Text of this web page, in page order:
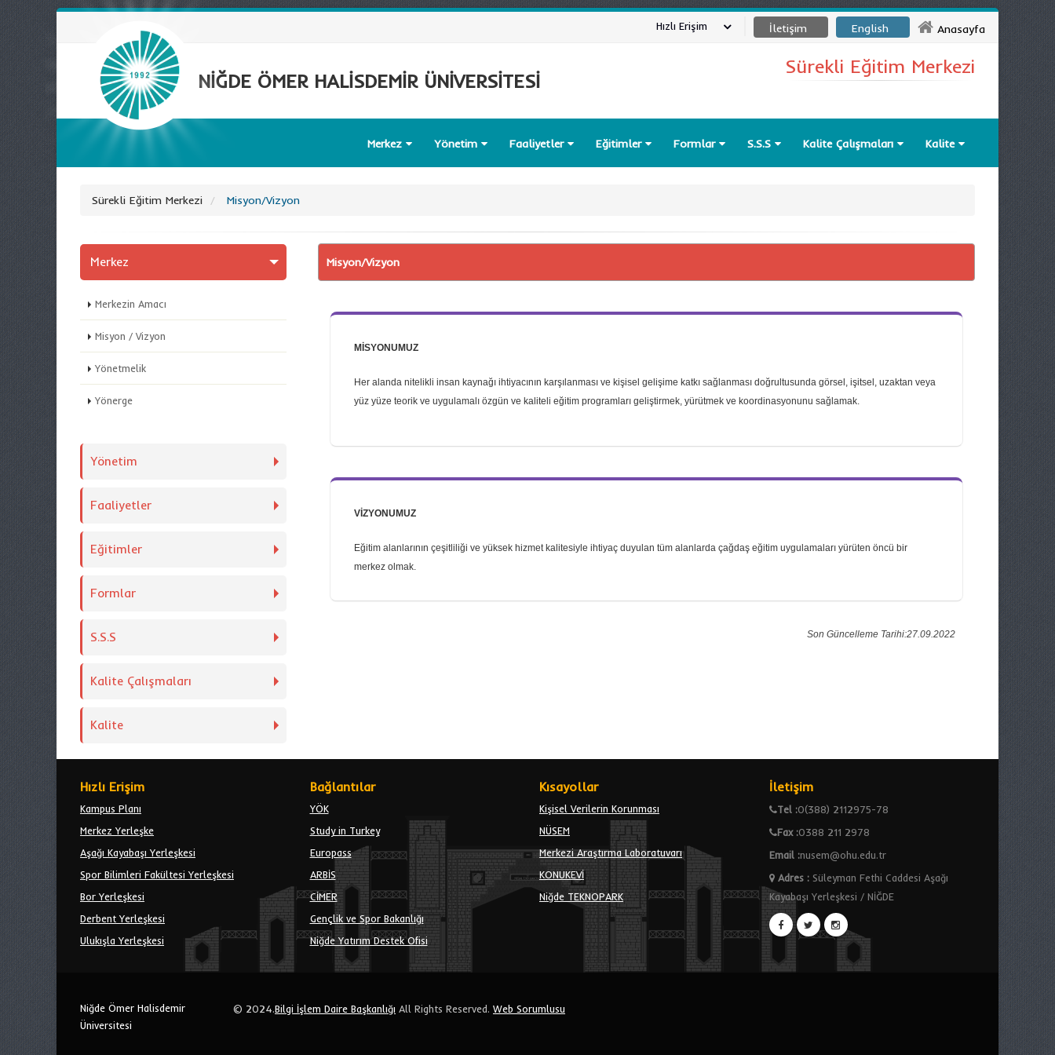
Anasayfa
English
İletişim
Hızlı Erişim
NİĞDE ÖMER HALİSDEMİR ÜNİVERSİTESİ
Sürekli Eğitim Merkezi
Merkez Yönetim Faaliyetler Eğitimler Formlar S.S.S Kalite Çalışmaları Kalite
Sürekli Eğitim Merkezi Misyon/Vizyon
Merkez
Merkezin Amacı
Misyon / Vizyon
Yönetmelik
Yönerge
Yönetim
Faaliyetler
Eğitimler
Formlar
S.S.S
Kalite Çalışmaları
Kalite
Misyon/Vizyon
MİSYONUMUZ
Her alanda nitelikli insan kaynağı ihtiyacının karşılanması ve kişisel gelişime katkı sağlanması doğrultusunda görsel, işitsel, uzaktan veya
yüz yüze teorik ve uygulamalı özgün ve kaliteli eğitim programları geliştirmek, yürütmek ve koordinasyonunu sağlamak.
VİZYONUMUZ
Eğitim alanlarının çeşitliliği ve yüksek hizmet kalitesiyle ihtiyaç duyulan tüm alanlarda çağdaş eğitim uygulamaları yürüten öncü bir
merkez olmak.
Son Güncelleme Tarihi:27.09.2022
Hızlı Erişim
Kampus Planı
Merkez Yerleşke
Aşağı Kayabaşı Yerleşkesi
Spor Bilimleri Fakültesi Yerleşkesi
Bor Yerleşkesi
Derbent Yerleşkesi
Ulukışla Yerleşkesi
Bağlantılar
YÖK
Study in Turkey
Europass
ARBİS
CİMER
Gençlik ve Spor Bakanlığı
Niğde Yatırım Destek Ofisi
Kısayollar
Kişisel Verilerin Korunması
NÜSEM
Merkezi Araştırma Laboratuvarı
KONUKEVİ
Niğde TEKNOPARK
İletişim
Tel :0(388) 2112975-78
Fax :0388 211 2978
Email :nusem@ohu.edu.tr
Adres:Süleyman Fethi Caddesi Aşağı
Kayabaşı Yerleşkesi / NİĞDE
Niğde Ömer Halisdemir
Üniversitesi
© 2024.Bilgi İşlem Daire Başkanlığı All Rights Reserved. Web Sorumlusu